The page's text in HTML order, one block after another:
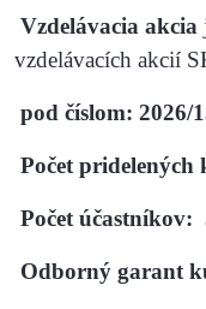
Vzdelávacia akcia
vzdelávacích akcií
pod číslom: 2026/
Počet pridelených
Počet účastníkov:
Odborný garant